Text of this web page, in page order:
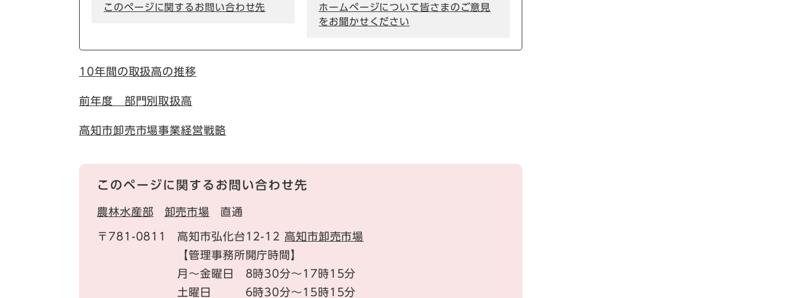
このページに関するお問い合わせ先
ホームページについて皆さまのご意見
をお聞かせください
10年間の取扱高の推移
前年度 部門別取扱高
高知市卸売市場事業経営戦略
このページに関するお問い合わせ先
農林水産部 卸売市場 直通
〒781-0811 高知市弘化台12-12 高知市卸売市場
【管理事務所開庁時間】
月～金曜日 8時30分～17時15分
土曜日 6時30分～15時15分